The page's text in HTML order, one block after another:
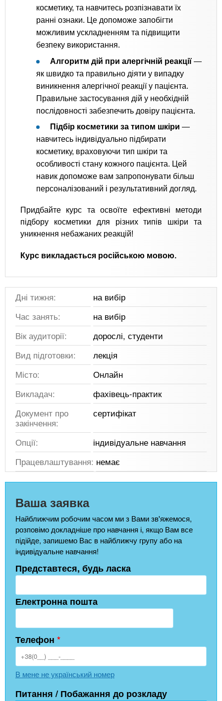
косметику, та навчитесь розпізнавати їх
ранні ознаки. Це допоможе запобігти
можливим ускладненням та підвищити
безпеку використання.
Алгоритм дій при алергічній реакції —
як швидко та правильно діяти у випадку
виникнення алергічної реакції у пацієнта.
Правильне застосування дій у необхідній
послідовності забезпечить довіру пацієнта.
Підбір косметики за типом шкіри —
навчитесь індивідуально підбирати
косметику, враховуючи тип шкіри та
особливості стану кожного пацієнта. Цей
навик допоможе вам запропонувати більш
персоналізований і результативний догляд.
Придбайте курс та освоїте ефективні методи
підбору косметики для різних типів шкіри та
уникнення небажаних реакцій!
Курс викладається російською мовою.
Дні тижня:
на вибір
Час занять:
на вибір
Вік аудиторії:
дорослі, студенти
Вид підготовки:
лекція
Місто:
Онлайн
Викладач:
фахівець-практик
Документ про
закінчення:
сертифікат
Опції:
індивідуальне навчання
Працевлаштування: немає
Ваша заявка
Найближчим робочим часом ми з Вами зв'яжемося,
розповімо докладніше про навчання і, якщо Вам все
підійде, запишемо Вас в найближчу групу або на
індивідуальне навчання!
Представтеся, будь ласка
Електронна пошта
Телефон *
В мене не український номер
Питання / Побажання до розкладу